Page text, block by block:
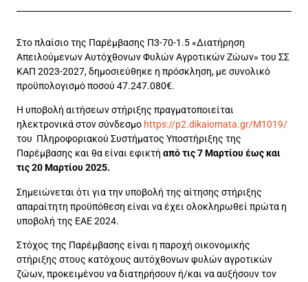
Στο πλαίσιο της Παρέμβασης Π3-70-1.5 «Διατήρηση
Απειλούμενων Αυτόχθονων Φυλών Αγροτικών Ζώων» του ΣΣ
ΚΑΠ 2023-2027, δημοσιεύθηκε η πρόσκληση, με συνολικό
προϋπολογισμό ποσού 47.247.080€.
Η υποβολή αιτήσεων στήριξης πραγματοποιείται
ηλεκτρονικά στον σύνδεσμο https://p2.dikaiomata.gr/M1019/
του Πληροφοριακού Συστήματος Υποστήριξης της
Παρέμβασης και θα είναι εφικτή από τις 7 Μαρτίου έως και
τις 20 Μαρτίου 2025.
Σημειώνεται ότι για την υποβολή της αίτησης στήριξης
απαραίτητη προϋπόθεση είναι να έχει ολοκληρωθεί πρώτα η
υποβολή της ΕΑΕ 2024.
Στόχος της Παρέμβασης είναι η παροχή οικονομικής
στήριξης στους κατόχους αυτόχθονων φυλών αγροτικών
ζώων, προκειμένου να διατηρήσουν ή/και να αυξήσουν τον